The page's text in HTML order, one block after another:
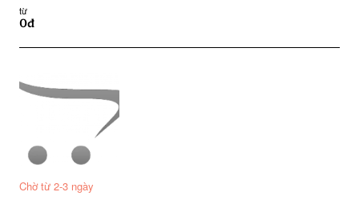
từ
0đ
Chờ từ 2-3 ngày